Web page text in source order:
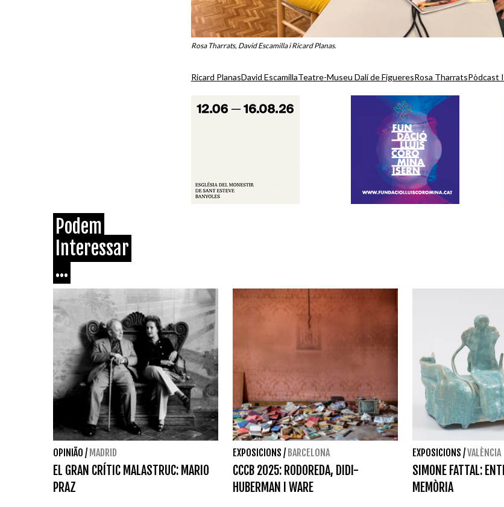
Rosa Tharrats, David Escamilla i Ricard Planas.
Ricard PlanasDavid EscamillaTeatre-Museu Dalí de FigueresRosa TharratsPòdcast
Podem
Interessar
...
OPINIÃO / MADRID
EL GRAN CRÍTIC MALASTRUC: MARIO
PRAZ
EXPOSICIONS / BARCELONA
CCCB 2025: RODOREDA, DIDI-
HUBERMAN I WARE
EXPOSICIONS /VALÈNCIA
SIMONE FATTAL:
MEMÒRIA